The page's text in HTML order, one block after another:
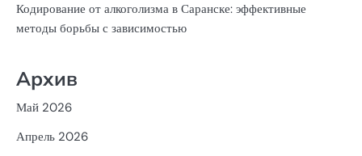
Кодирование от алкоголизма в Саранске: эффективные
методы борьбы с зависимостью
Архив
Май 2026
Апрель 2026